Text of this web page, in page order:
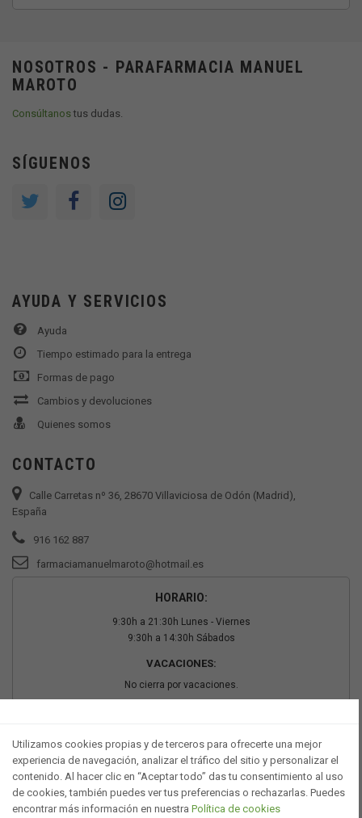
NOSOTROS - PARAFARMACIA MANUEL
MAROTO
Consúltanostus dudas.
SÍGUENOS
AYUDA Y SERVICIOS
Ayuda
Tiempo estimado para la entrega
Formas de pago
Cambios y devoluciones
Quienes somos
CONTACTO
Calle Carretas nº 36, 28670 Villaviciosa de Odón (Madrid),
España
916 162 887
farmaciamanuelmaroto@hotmail.es
HORARIO:
9:30h a 21:30h Lunes - Viernes
9:30h a 14:30h Sábados
VACACIONES:
No cierra por vacaciones.
Utilizamos cookies propias y de terceros para ofrecerte una mejor
experiencia de navegación, analizar el tráfico del sitio y personalizar el
contenido. Al hacer clic en “Aceptar todo” das tu consentimiento al uso
de cookies, también puedes ver tus preferencias o rechazarlas. Puedes
encontrar más información en nuestra Política de cookies